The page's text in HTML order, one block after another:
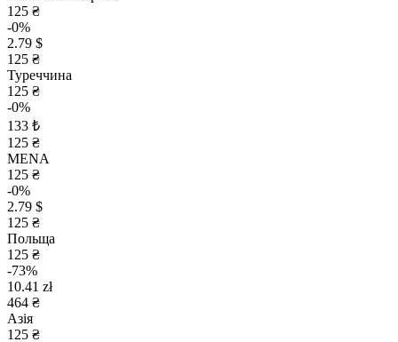
125 ₴
-0%
2.79 $
125 ₴
Туреччина
125 ₴
-0%
133 ₺
125 ₴
MENA
125 ₴
-0%
2.79 $
125 ₴
Польща
125 ₴
-73%
10.41 zł
464 ₴
Азія
125 ₴